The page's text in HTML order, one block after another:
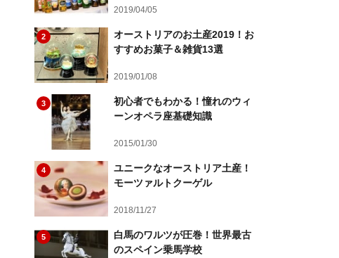
2019/04/05
2
オーストリアのお土産2019！お
すすめお菓子＆雑貨13選
2019/01/08
3
初心者でもわかる！憧れのウィ
ーンオペラ座基礎知識
2015/01/30
4
ユニークなオーストリア土産！
モーツァルトクーゲル
2018/11/27
5
白馬のワルツが圧巻！世界最古
のスペイン乗馬学校